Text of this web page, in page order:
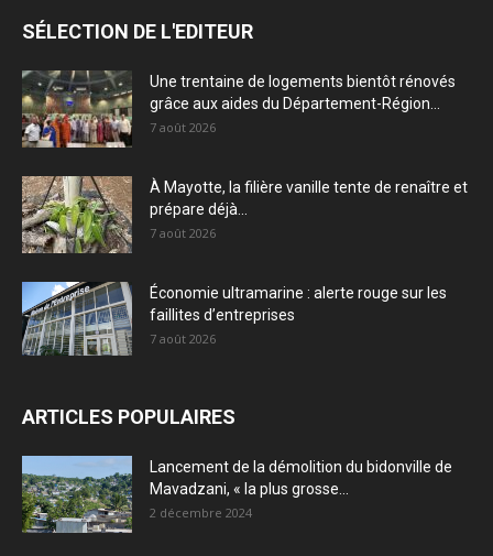
SÉLECTION DE L'EDITEUR
Une trentaine de logements bientôt rénovés
grâce aux aides du Département-Région...
7 août 2026
À Mayotte, la filière vanille tente de renaître et
prépare déjà...
7 août 2026
Économie ultramarine : alerte rouge sur les
faillites d’entreprises
7 août 2026
ARTICLES POPULAIRES
Lancement de la démolition du bidonville de
Mavadzani, « la plus grosse...
2 décembre 2024